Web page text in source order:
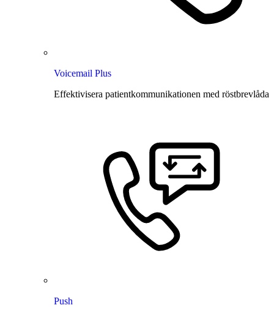
Voicemail Plus
Effektivisera patientkommunikationen med röstbrevlåda
Push